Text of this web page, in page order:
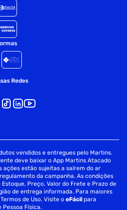
Redes
vendidos e entregues pelo Martins.
deve baixar o App Martins Atacado
ações estão sujeitas a saírem do ar
da campanha. As condições
Preço, Valor do Frete e Prazo de
de entrega informada. Para maiores
de Uso. Visite oeFácil para
Pessoa Física.